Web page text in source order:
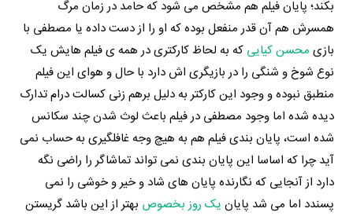
بکند؛ پایان فیلم هم مشخص می شود که حامد در زمان مرگ
همسرش هم آن قدر منفعل بوده که او را از دست داده یا مصطفی با
بازی محسن کیایی که به لحاظ کارکتری در همه ی فیلم هایش یک
نوع شوخ و شنگی را در بازیگری اش دارد با حال و هوای این فیلم
منطبق نبوده و وجود این کارکتر به دلیل برهم زنی کسالت درام تدارک
دیده شده اما وجود مصطفی در فیلم باعث لوث شدن چند سکانس
شده است، پایان بندی فیلم هم به هیچ وجه غافلگیری به حساب نمی
آید چرا که اساسا این پایان بندی نمی تواند تماشاگر را راضی نگه
دارد از آنجایی که نگارنده پایان های شاد و خیر و خوشی را نمی
پسندد اما می شد پایان یک روز بخصوص بهتر از این باشد گریستن